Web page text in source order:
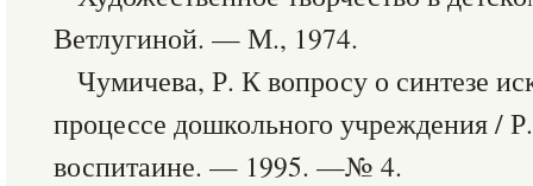
Ветлугиной. — М., 1974.
Чумичева, Р. К вопросу о синтезе
процессе дошкольного учреждения /
воспитаине. — 1995. —№ 4.